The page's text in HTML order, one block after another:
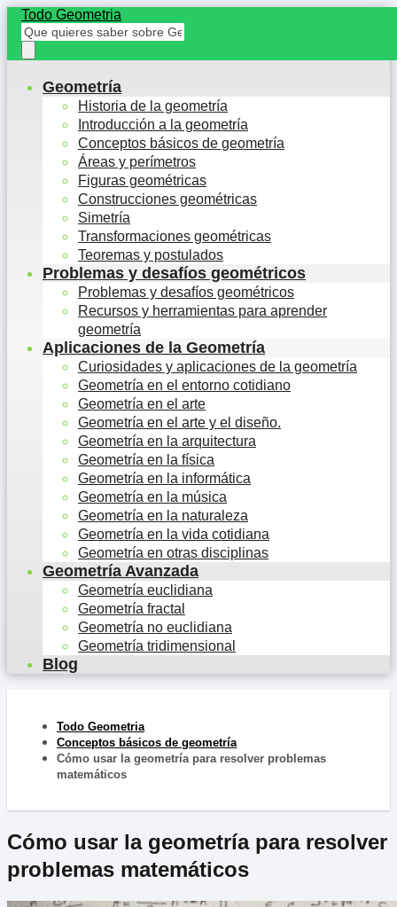
Todo Geometria
Geometría
Historia de la geometría
Introducción a la geometría
Conceptos básicos de geometría
Áreas y perímetros
Figuras geométricas
Construcciones geométricas
Simetría
Transformaciones geométricas
Teoremas y postulados
Problemas y desafíos geométricos
Problemas y desafíos geométricos
Recursos y herramientas para aprender
geometría
Aplicaciones de la Geometría
Curiosidades y aplicaciones de la geometría
Geometría en el entorno cotidiano
Geometría en el arte
Geometría en el arte y el diseño.
Geometría en la arquitectura
Geometría en la física
Geometría en la informática
Geometría en la música
Geometría en la naturaleza
Geometría en la vida cotidiana
Geometría en otras disciplinas
Geometría Avanzada
Geometría euclidiana
Geometría fractal
Geometría no euclidiana
Geometría tridimensional
Blog
Todo Geometria
Conceptos básicos de geometría
Cómo usar la geometría para resolver problemas
matemáticos
Cómo usar la geometría para resolver
problemas matemáticos